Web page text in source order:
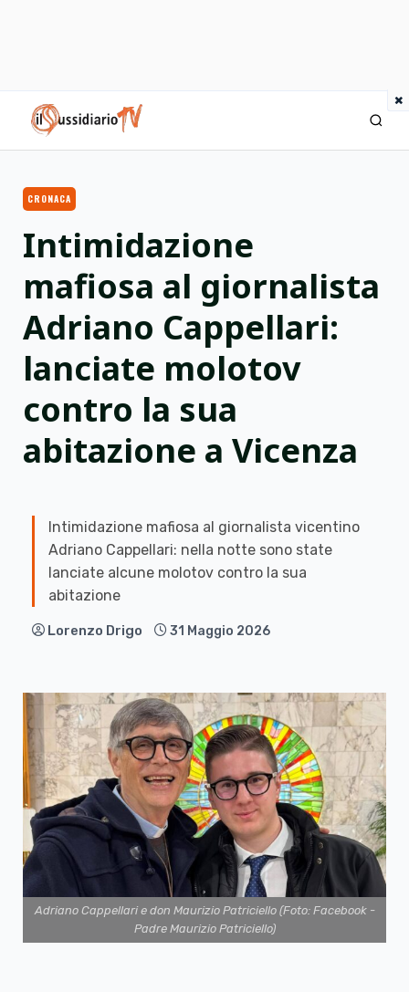
×
IlSussidiario TV
CRONACA
Intimidazione
mafiosa al giornalista
Adriano Cappellari:
lanciate molotov
contro la sua
abitazione a Vicenza
Intimidazione mafiosa al giornalista vicentino
Adriano Cappellari: nella notte sono state
lanciate alcune molotov contro la sua
abitazione
Lorenzo Drigo 31 Maggio 2026
Adriano Cappellari e don Maurizio Patriciello (Foto: Facebook -
Padre Maurizio Patriciello)